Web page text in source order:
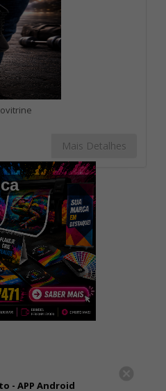
Mais Detalhes
- APP Android